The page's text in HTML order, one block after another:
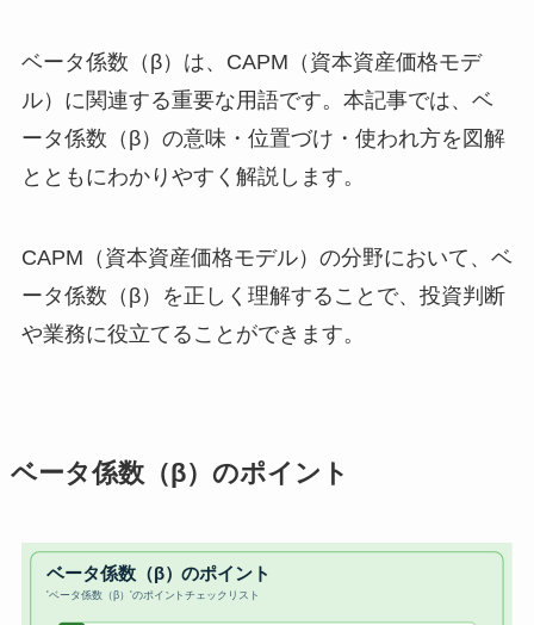
ベータ係数（β）は、CAPM（資本資産価格モデ
ル）に関連する重要な用語です。本記事では、ベ
ータ係数（β）の意味・位置づけ・使われ方を図解
とともにわかりやすく解説します。
CAPM（資本資産価格モデル）の分野において、ベ
ータ係数（β）を正しく理解することで、投資判断
や業務に役立てることができます。
ベータ係数（β）のポイント